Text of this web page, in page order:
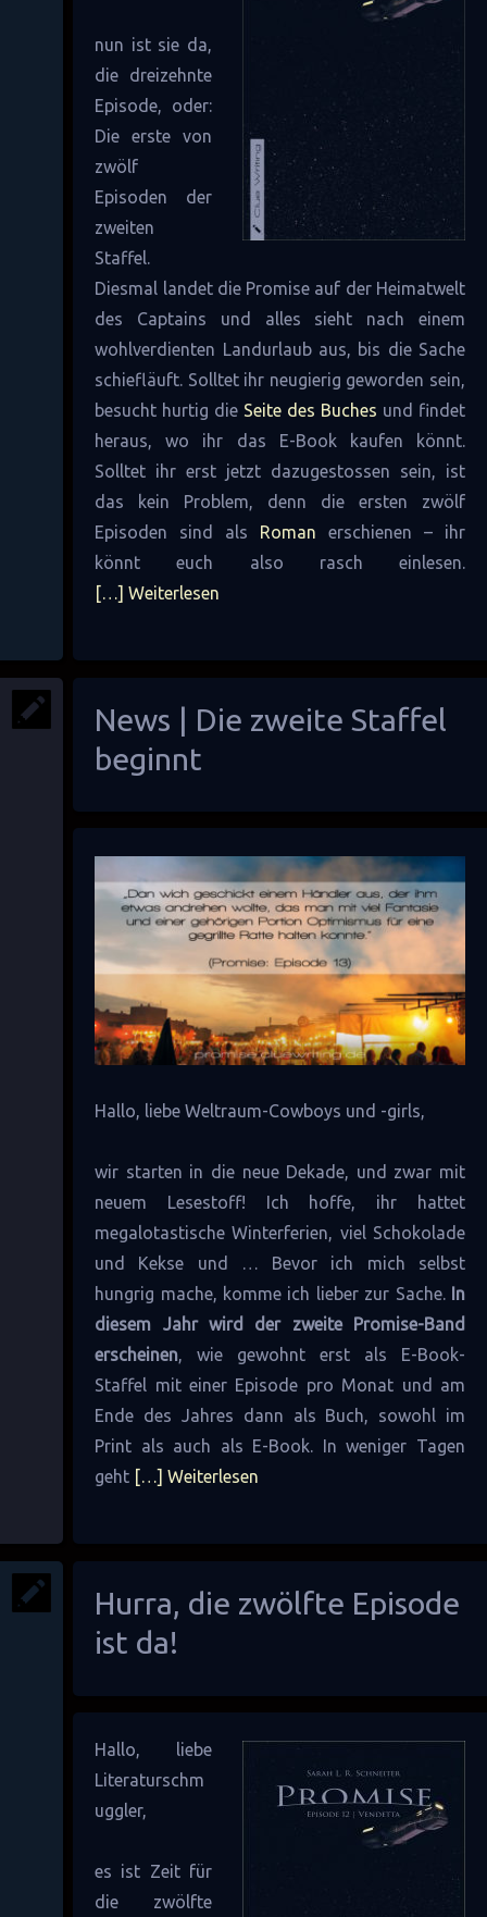
nun ist sie da,
die dreizehnte
Episode, oder:
Die erste von
zwölf
Episoden der
zweiten
Staffel.
Diesmal landet die Promise auf der Heimatwelt
des Captains und alles sieht nach einem
wohlverdienten Landurlaub aus, bis die Sache
schiefläuft. Solltet ihr neugierig geworden sein,
besucht hurtig die Seite des Buches und findet
heraus, wo ihr das E-Book kaufen könnt.
Solltet ihr erst jetzt dazugestossen sein, ist
das kein Problem, denn die ersten zwölf
Episoden sind als Roman erschienen – ihr
könnt euch also rasch einlesen.
[…] Weiterlesen
News | Die zweite Staffel
beginnt
Hallo, liebe Weltraum-Cowboys und -girls,
wir starten in die neue Dekade, und zwar mit
neuem Lesestoff! Ich hoffe, ihr hattet
megalotastische Winterferien, viel Schokolade
und Kekse und … Bevor ich mich selbst
hungrig mache, komme ich lieber zur Sache. In
diesem Jahr wird der zweite Promise-Band
erscheinen, wie gewohnt erst als E-Book-
Staffel mit einer Episode pro Monat und am
Ende des Jahres dann als Buch, sowohl im
Print als auch als E-Book. In weniger Tagen
geht […] Weiterlesen
Hurra, die zwölfte Episode
ist da!
Hallo, liebe
Literaturschm
uggler,
es ist Zeit für
die zwölfte